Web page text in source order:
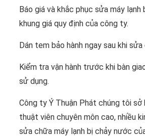
Báo giá và khắc phục sửa máy
khung giá quy định của công ty.
Dán tem bảo hành ngay sau khi sửa
Kiểm tra vận hành trước khi bàn
sử dụng.
Công ty Ý Thuận Phát chúng tôi sở
thuật viên chuyên môn cao, nhiều
sửa chữa máy lạnh bị chảy nước